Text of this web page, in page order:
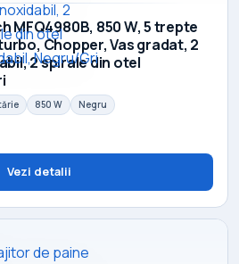
MFQ4980B, 850 W, 5 trepte
Chopper, Vas gradat, 2
2 spirale din otel
850 W Negru
Vezi detalii